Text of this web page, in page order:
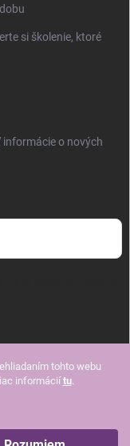
tohto webu
informácií tu.
si školenie, ktoré
informácie o nových